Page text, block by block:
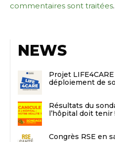
commentaires sont traitées.
NEWS
Projet
déploiement de
Résultats du
l’hôpital doit tenir !
Congrès RSE en